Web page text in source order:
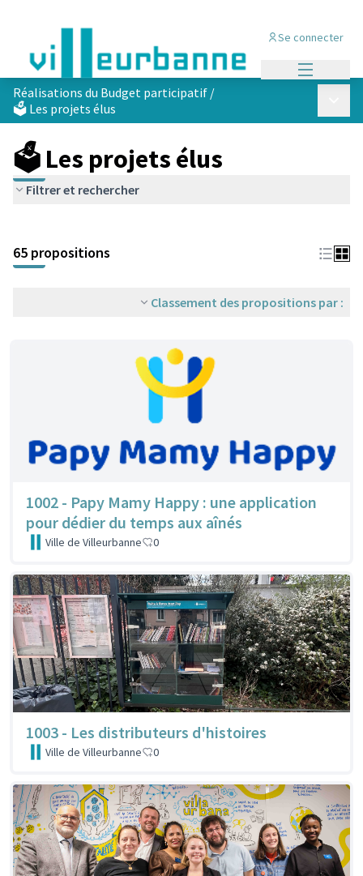
Se connecter
Réalisations du Budget participatif /
🗳️ Les projets élus
🗳️ Les projets élus
Filtrer et rechercher
+
−
65 propositions
Classement des propositions par :
1002 - Papy Mamy Happy : une application
pour dédier du temps aux aînés
Ville de Villeurbanne 0
1003 - Les distributeurs d'histoires
Ville de Villeurbanne 0